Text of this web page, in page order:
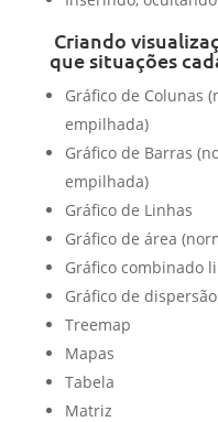
Criando
que situações
Gráfico de Colunas
empilhada)
Gráfico de Barras
empilhada)
Gráfico de Linhas
Gráfico de área
Gráfico combinado
Gráfico de dispersão
Treemap
Mapas
Tabela
Matriz